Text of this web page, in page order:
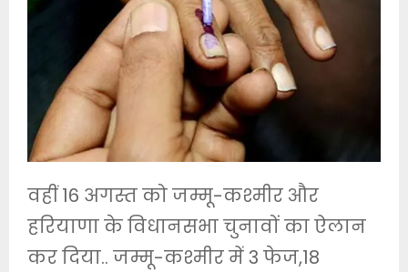
वहीं 16 अगस्त को जम्मू-कश्मीर और
हरियाणा के विधानसभा चुनावों का ऐलान
कर दिया.. जम्मू-कश्मीर में 3 फेज,18